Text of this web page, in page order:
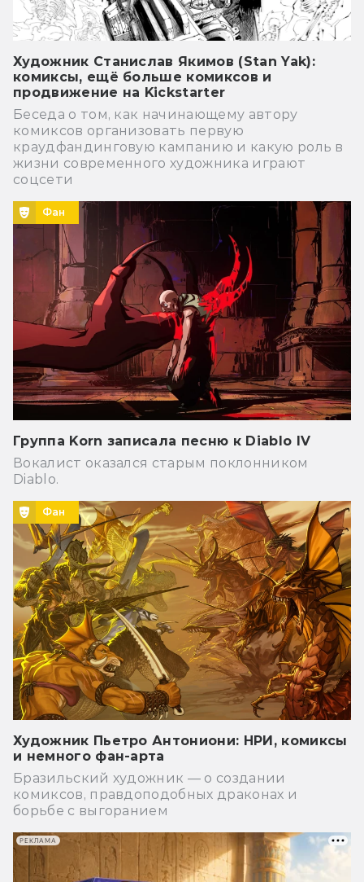
Художник Станислав Якимов (Stan Yak):
комиксы, ещё больше комиксов и
продвижение на Kickstarter
Беседа о том, как начинающему автору
комиксов организовать первую
краудфандинговую кампанию и какую роль в
жизни современного художника играют
соцсети
Фан
Группа Korn записала песню к Diablo IV
Вокалист оказался старым поклонником
Diablo.
Фан
Художник Пьетро Антониони: НРИ, комиксы
и немного фан-арта
Бразильский художник — о создании
комиксов, правдоподобных драконах и
борьбе с выгоранием
РЕКЛАМА